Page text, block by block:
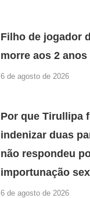
Filho de jogador
morre aos 2
6 de agosto de 2026
Por que Tirullipa
indenizar duas
não respondeu
importunação
6 de agosto de 2026